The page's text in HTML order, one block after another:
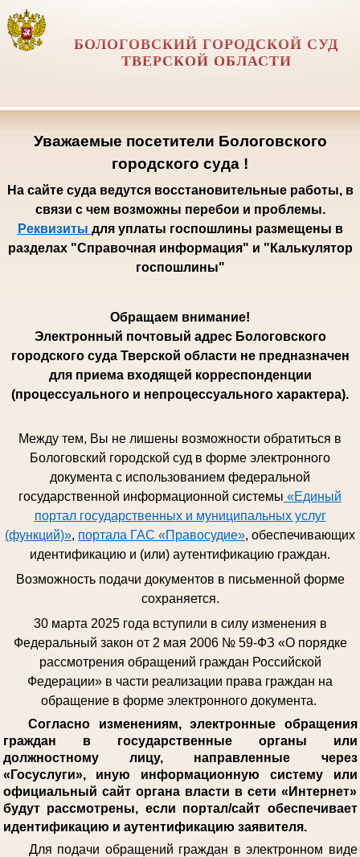
БОЛОГОВСКИЙ ГОРОДСКОЙ СУД
ТВЕРСКОЙ ОБЛАСТИ
Уважаемые посетители Бологовского
городского суда !
На сайте суда ведутся восстановительные работы, в
связи с чем возможны перебои и проблемы.
Реквизиты для уплаты госпошлины размещены в
разделах "Справочная информация" и "Калькулятор
госпошлины"
Обращаем внимание!
Электронный почтовый адрес Бологовского
городского суда Тверской области не предназначен
для приема входящей корреспонденции
(процессуального и непроцессуального характера).
Между тем, Вы не лишены возможности обратиться в
Бологовский городской суд в форме электронного
документа с использованием федеральной
государственной информационной системы «Единый
портал государственных и муниципальных услуг
(функций)», портала ГАС «Правосудие», обеспечивающих
идентификацию и (или) аутентификацию граждан.
Возможность подачи документов в письменной форме
сохраняется.
30 марта 2025 года вступили в силу изменения в
Федеральный закон от 2 мая 2006 № 59-ФЗ «О порядке
рассмотрения обращений граждан Российской
Федерации» в части реализации права граждан на
обращение в форме электронного документа.
Согласно изменениям, электронные обращения
граждан в государственные органы или
должностному лицу, направленные через
«Госуслуги», иную информационную систему или
официальный сайт органа власти в сети «Интернет»
будут рассмотрены, если портал/сайт обеспечивает
идентификацию и аутентификацию заявителя.
Для подачи обращений граждан в электронном виде